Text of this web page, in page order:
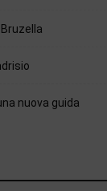
nuova guida